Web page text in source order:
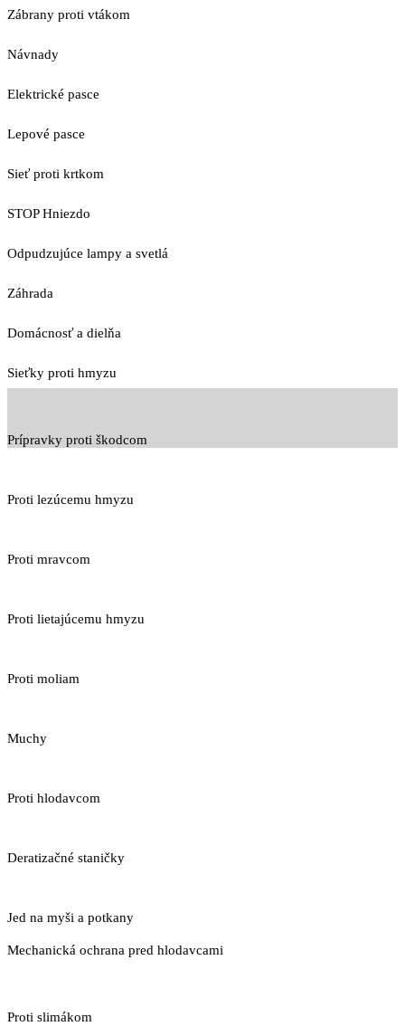
Zábrany proti vtákom
Návnady
Elektrické pasce
Lepové pasce
Sieť proti krtkom
STOP Hniezdo
Odpudzujúce lampy a svetlá
Záhrada
Domácnosť a dielňa
Sieťky proti hmyzu
Prípravky proti škodcom
Proti lezúcemu hmyzu
Proti mravcom
Proti lietajúcemu hmyzu
Proti moliam
Muchy
Proti hlodavcom
Deratizačné staničky
Jed na myši a potkany
Mechanická ochrana pred hlodavcami
Proti slimákom